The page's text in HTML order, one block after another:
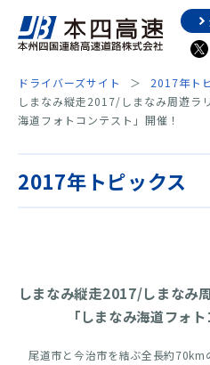
ドライバーズサイト
2017年ト
しまなみ縦走2017/しまなみ周遊ラ
海道フォトコンテスト」開催！
2017年トピックス
しまなみ縦走2017/しまなみ
「しまなみ海道フォ
尾道市と今治市を結ぶ全長約